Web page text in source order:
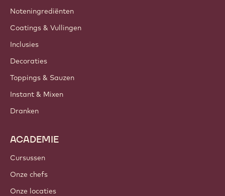
Noteningrediënten
Coatings & Vullingen
Inclusies
Decoraties
Toppings & Sauzen
Instant & Mixen
Dranken
ACADEMIE
Cursussen
Onze chefs
Onze locaties